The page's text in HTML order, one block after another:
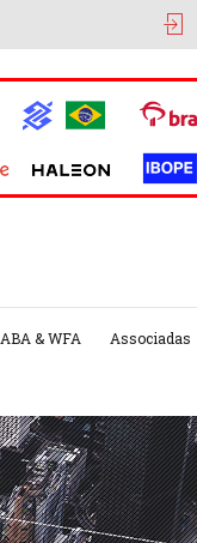
ABA & WFA Associadas